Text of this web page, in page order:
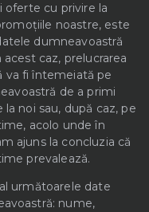
cu privire la
noastre, este
dumneavoastră
caz, prelucrarea
va fi întemeiată pe
de a primi
noi sau, după caz, pe
acolo unde în
ajuns la concluzia că
prevalează.
următoarele date
nume,